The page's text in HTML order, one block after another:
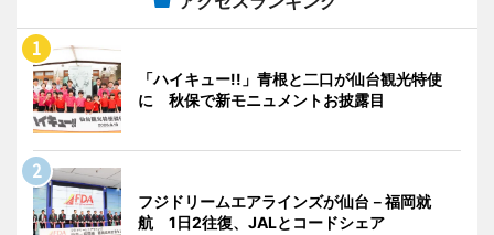
「ハイキュー!!」青根と二口が仙台観光特使
に 秋保で新モニュメントお披露目
フジドリームエアラインズが仙台－福岡就
航 1日2往復、JALとコードシェア